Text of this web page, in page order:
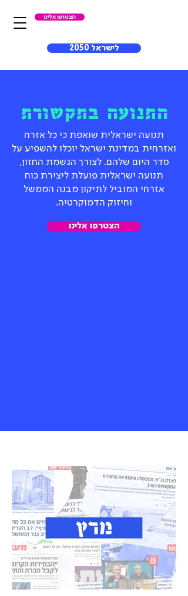
הצטרפו אלינו
לישראל 2050
התנועה בתקשורת
תנועה ישראלית שואפת כי כל אזרח
ואזרחית במדינת ישראל יוכלו להשפיע על
סדר היום שלהם. לצורך הגשמת החזון,
תנועה ישראלית פועלת ליצירת כוח
אזרחי המוביל לתיקון מבנה הממשל
וחיזוק הדמוקרטיה.
הצטרפו אלינו